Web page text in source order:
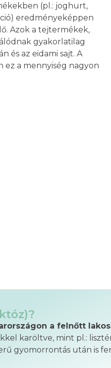
(pl.: joghurt,
eredményeképpen
Azok a tejtermékek,
gyakorlatilag
és az eidami sajt. A
ez a mennyiség nagyon
a felnőtt
karöltve, mint pl.:
gyomorrontás után is